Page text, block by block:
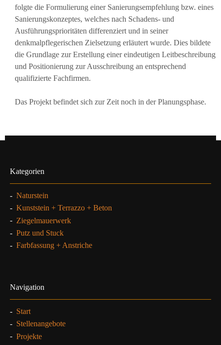
folgte die Formulierung einer Sanierungsempfehlung bzw. eines
Sanierungskonzeptes, welches nach Schadens- und
Ausführungsprioritäten differenziert und in seiner
denkmalpflegerischen Zielsetzung erläutert wurde. Dies bildete
die Grundlage zur Erstellung einer eindeutigen Leitbeschreibung
und Positionierung zur Ausschreibung an entsprechend
qualifizierte Fachfirmen.
Das Projekt befindet sich zur Zeit noch in der Planungsphase.
Kategorien
- Naturstein
- Kunststein + Terrazzo + Beton
- Ziegelmauerwerk
- Putz und Stuck
- Farbfassung + Anstriche
Navigation
- Start
- Stellenangebote
- Projekte